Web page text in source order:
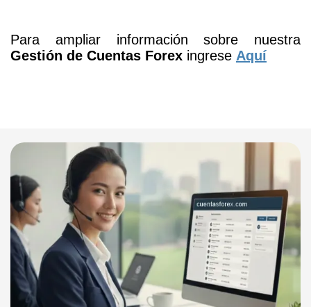
Para ampliar información sobre nuestra
Gestión de Cuentas Forex ingrese Aquí